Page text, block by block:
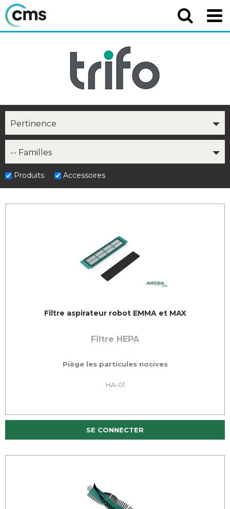
Pertinence
-- Familles
Produits Accessoires
Filtre aspirateur robot EMMA et MAX
Filtre HEPA
Piège les particules nocives
HA-01
SE CONNECTER